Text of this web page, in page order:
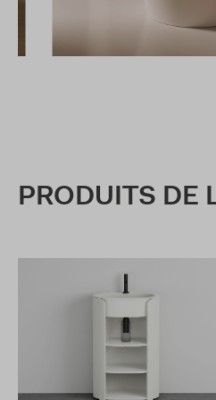
PRODUITS DE